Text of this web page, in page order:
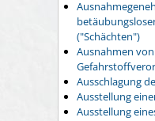
("Schächten")
Ausnahmen
Ausschlagung
Ausstellung
Ausstellung